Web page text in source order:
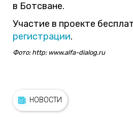
в Ботсване.
Участие в проекте
регистрации.
Фото: http: www.alfa-dialog.ru
НОВОСТИ